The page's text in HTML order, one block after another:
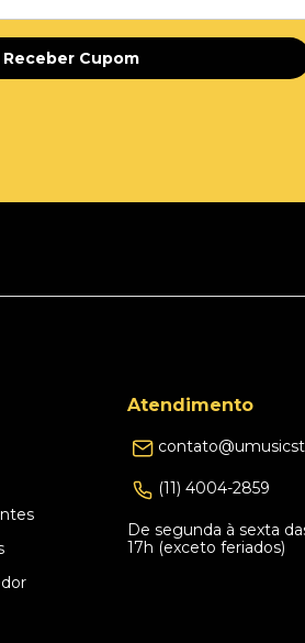
Receber Cupom
Atendimento
(11) 4004-2859
De segunda à sexta
17h (exceto feriados)